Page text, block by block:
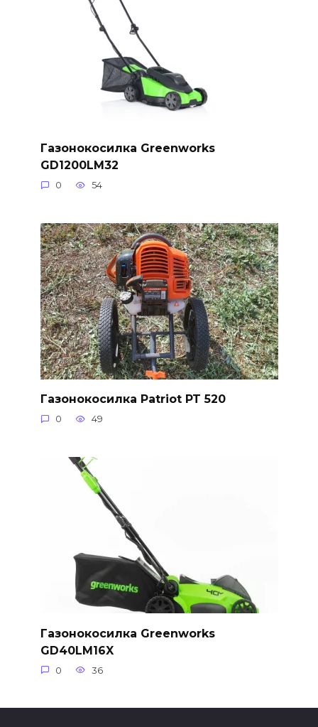
Газонокосилка Greenworks
GD1200LM32
0 54
Газонокосилка Patriot PT 520
0 49
Газонокосилка Greenworks
GD40LM16X
0 36